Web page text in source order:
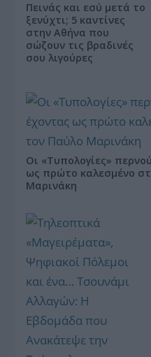
Πεινάς και εσύ μετά το
ξενύχτι; 5 καντίνες
στην Αθήνα που
σώζουν τις βραδινές
σου λιγούρες
Οι «Τυπολογίες»
ως πρώτο καλεσμένο
Μαρινάκη